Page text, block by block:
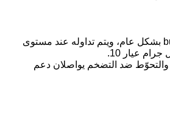
الذهب يُظهر زخمًا bullish بشكل عام، ويتم تداوله عند مستوى
والتحوّط ضد التضخم يواصلان دعم